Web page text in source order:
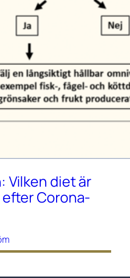
Vilken diet är
Corona-